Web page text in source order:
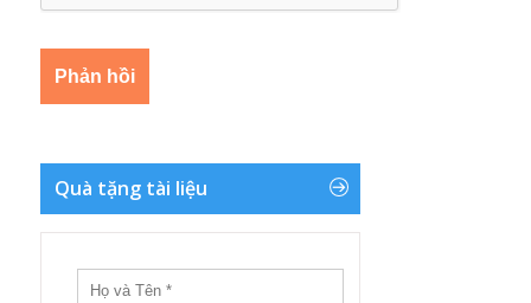
Quà tặng tài liệu